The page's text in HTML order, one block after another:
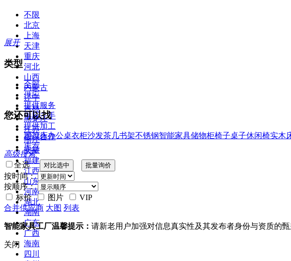
不限
北京
上海
天津
重庆
河北
山西
内蒙古
辽宁
吉林
黑龙江
江苏
浙江
安徽
福建
江西
山东
河南
湖北
湖南
广东
广西
海南
四川
展开
类型
全部
供应
提供服务
供应二手
提供加工
提供合作
库存
您还可以找
2022床办公桌衣柜沙发茶几书架不锈钢智能家具储物柜椅子桌子休闲椅实木
高级搜索
全选
按时间：
按顺序：
标价
图片
VIP
合并供应商 大图 列表
智能家具工厂温馨提示： 请新老用户加强对信息真实性及其发布者身份与资质的
关闭